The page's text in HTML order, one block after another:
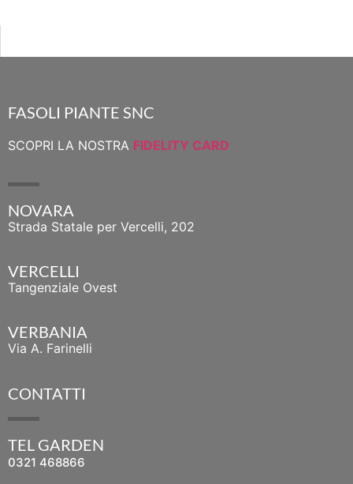
FASOLI PIANTE SNC
SCOPRI LA NOSTRA FIDELITY CARD
NOVARA
Strada Statale per Vercelli, 202
VERCELLI
Tangenziale Ovest
VERBANIA
Via A. Farinelli
CONTATTI
TEL GARDEN
0321 468866